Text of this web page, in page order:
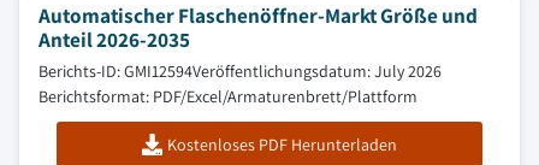
Automatischer Flaschenöffner-Markt Größe und
Anteil 2026-2035
Berichts-ID: GMI12594Veröffentlichungsdatum: July 2026
Berichtsformat: PDF/Excel/Armaturenbrett/Plattform
Kostenloses PDF Herunterladen